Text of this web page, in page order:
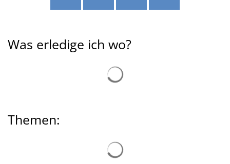
Was
Was erledige ich wo?
Themen: